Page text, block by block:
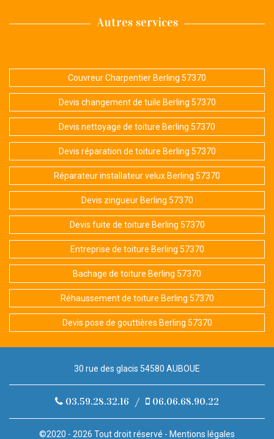
Autres services
Couvreur Charpentier Berling 57370
Devis changement de tuile Berling 57370
Devis nettoyage de toiture Berling 57370
Devis réparation de toiture Berling 57370
Réparateur installateur velux Berling 57370
Devis zingueur Berling 57370
Devis fuite de toiture Berling 57370
Entreprise de toiture Berling 57370
Bachage de toiture Berling 57370
Réhaussement de toiture Berling 57370
Devis pose de gouttières Berling 57370
30 rue des glacis 54580 AUBOUE
03.59.28.32.16 / 06.06.68.90.22
©2020 - 2026 Tout droit réservé - Mentions légales